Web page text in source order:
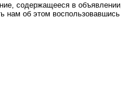
содержащееся в
об этом